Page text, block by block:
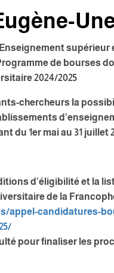
supérieur
de bourses
2024/2025
chercheurs la
du 1er mai au 31 juillet
d’éligibilité et la
de la
appel-candidatures-
pour finaliser les